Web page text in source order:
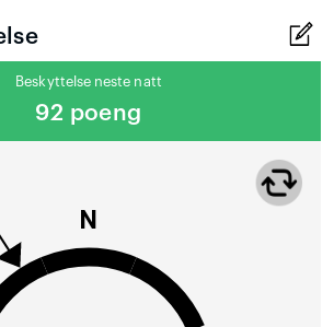
Beskyttelse neste natt
92 poeng
N